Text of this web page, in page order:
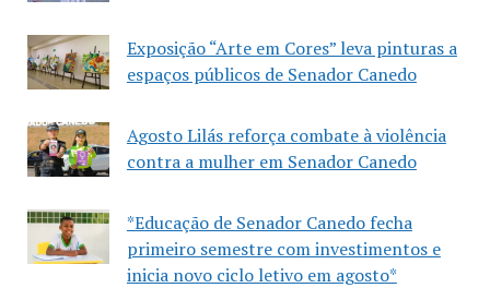
Exposição “Arte em Cores” leva pinturas a
espaços públicos de Senador Canedo
Agosto Lilás reforça combate à violência
contra a mulher em Senador Canedo
*Educação de Senador Canedo fecha
primeiro semestre com investimentos e
inicia novo ciclo letivo em agosto*